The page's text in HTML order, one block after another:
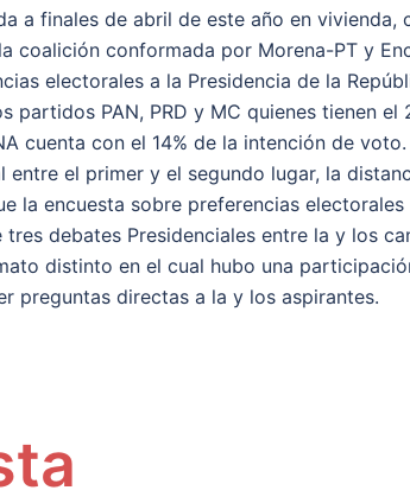
a finales de abril de este año en vivienda,
coalición conformada por Morena-PT y
electorales a la Presidencia de la
partidos PAN, PRD y MC quienes tienen el
cuenta con el 14% de la intención de
entre el primer y el segundo lugar, la
la encuesta sobre preferencias
debates Presidenciales entre la y los
distinto en el cual hubo una
preguntas directas a la y los aspirantes.